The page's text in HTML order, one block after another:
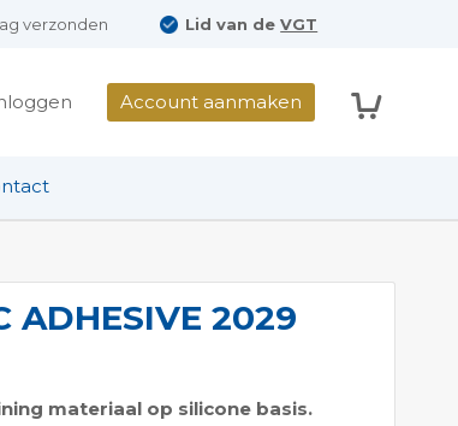
verzonden Lid van deVGT
Account aanmaken
ADHESIVE 2029
materiaal op silicone basis.